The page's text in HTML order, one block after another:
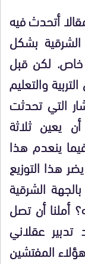
أتحدث فيه
بشكل
خاص. لكن قبل
والتعليم
التي تحدثت
يعين ثلاثة
ينعدم هذا
هذا التوزيع
الشرقية
أملنا أن تصل
عقلاني
المفتشين